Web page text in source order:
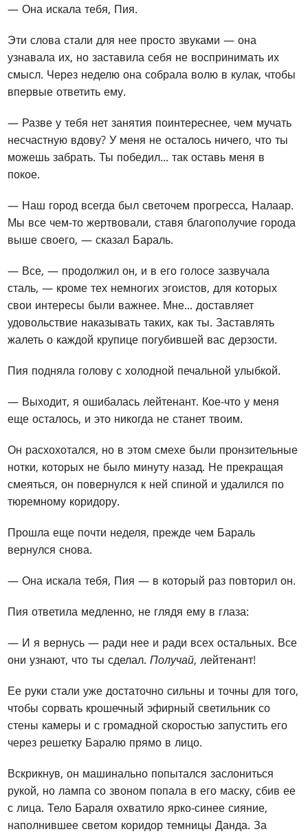
— Она искала тебя, Пия.
Эти слова стали для нее просто звуками — она
узнавала их, но заставила себя не воспринимать их
смысл. Через неделю она собрала волю в кулак, чтобы
впервые ответить ему.
— Разве у тебя нет занятия поинтереснее, чем мучать
несчастную вдову? У меня не осталось ничего, что ты
можешь забрать. Ты победил... так оставь меня в
покое.
— Наш город всегда был светочем прогресса, Налаар.
Мы все чем-то жертвовали, ставя благополучие города
выше своего, — сказал Бараль.
— Все, — продолжил он, и в его голосе зазвучала
сталь, — кроме тех немногих эгоистов, для которых
свои интересы были важнее. Мне... доставляет
удовольствие наказывать таких, как ты. Заставлять
жалеть о каждой крупице погубившей вас дерзости.
Пия подняла голову с холодной печальной улыбкой.
— Выходит, я ошибалась лейтенант. Кое-что у меня
еще осталось, и это никогда не станет твоим.
Он расхохотался, но в этом смехе были пронзительные
нотки, которых не было минуту назад. Не прекращая
смеяться, он повернулся к ней спиной и удалился по
тюремному коридору.
Прошла еще почти неделя, прежде чем Бараль
вернулся снова.
— Она искала тебя, Пия — в который раз повторил он.
Пия ответила медленно, не глядя ему в глаза:
— И я вернусь — ради нее и ради всех остальных. Все
они узнают, что ты сделал.Получай, лейтенант!
Ее руки стали уже достаточно сильны и точны для того,
чтобы сорвать крошечный эфирный светильник со
стены камеры и с громадной скоростью запустить его
через решетку Баралю прямо в лицо.
Вскрикнув, он машинально попытался заслониться
рукой, но лампа со звоном попала в его маску, сбив ее
с лица. Тело Бараля охватило ярко-синее сияние,
наполнившее светом коридор темницы Данда. За